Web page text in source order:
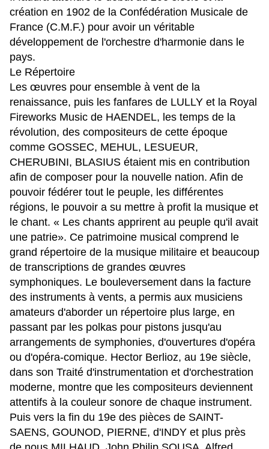
création en 1902 de la Confédération Musicale de
France (C.M.F.) pour avoir un véritable
développement de l'orchestre d'harmonie dans le
pays.
Le Répertoire
Les œuvres pour ensemble à vent de la
renaissance, puis les fanfares de LULLY et la Royal
Fireworks Music de HAENDEL, les temps de la
révolution, des compositeurs de cette époque
comme GOSSEC, MEHUL, LESUEUR,
CHERUBINI, BLASIUS étaient mis en contribution
afin de composer pour la nouvelle nation. Afin de
pouvoir fédérer tout le peuple, les différentes
régions, le pouvoir a su mettre à profit la musique et
le chant. « Les chants apprirent au peuple qu'il avait
une patrie». Ce patrimoine musical comprend le
grand répertoire de la musique militaire et beaucoup
de transcriptions de grandes œuvres
symphoniques. Le bouleversement dans la facture
des instruments à vents, a permis aux musiciens
amateurs d'aborder un répertoire plus large, en
passant par les polkas pour pistons jusqu'au
arrangements de symphonies, d'ouvertures d'opéra
ou d'opéra-comique. Hector Berlioz, au 19e siècle,
dans son Traité d'instrumentation et d'orchestration
moderne, montre que les compositeurs deviennent
attentifs à la couleur sonore de chaque instrument.
Puis vers la fin du 19e des pièces de SAINT-
SAENS, GOUNOD, PIERNE, d'INDY et plus près